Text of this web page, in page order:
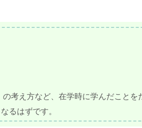
考え方など、在学時に学んだことを
るはずです。